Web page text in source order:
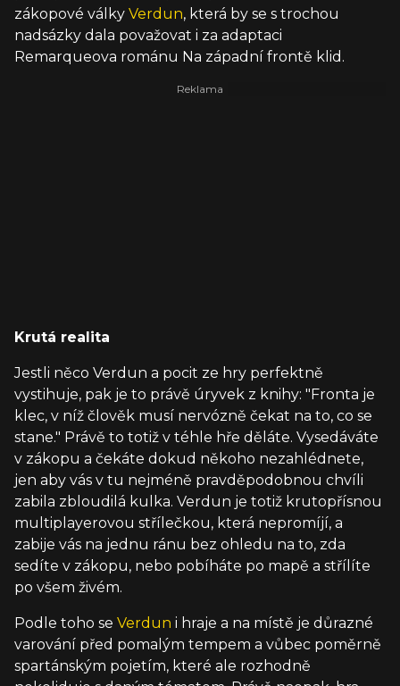
zákopové války Verdun, která by se s trochou
nadsázky dala považovat i za adaptaci
Remarqueova románu Na západní frontě klid.
Krutá realita
Jestli něco Verdun a pocit ze hry perfektně
vystihuje, pak je to právě úryvek z knihy: "Fronta je
klec, v níž člověk musí nervózně čekat na to, co se
stane." Právě to totiž v téhle hře děláte. Vysedáváte
v zákopu a čekáte dokud někoho nezahlédnete,
jen aby vás v tu nejméně pravděpodobnou chvíli
zabila zbloudilá kulka. Verdun je totiž krutopřísnou
multiplayerovou střílečkou, která nepromíjí, a
zabije vás na jednu ránu bez ohledu na to, zda
sedíte v zákopu, nebo pobíháte po mapě a střílíte
po všem živém.
Podle toho se Verdun i hraje a na místě je důrazné
varování před pomalým tempem a vůbec poměrně
spartánským pojetím, které ale rozhodně